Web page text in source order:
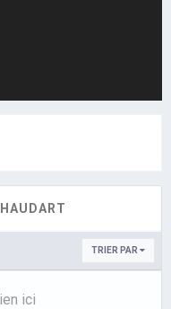
TRIER PAR
ici